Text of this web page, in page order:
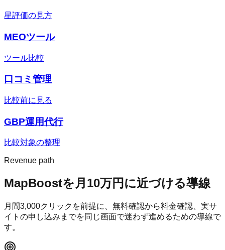
星評価の見方
MEOツール
ツール比較
口コミ管理
比較前に見る
GBP運用代行
比較対象の整理
Revenue path
MapBoostを月10万円に近づける導線
月間3,000クリックを前提に、無料確認から料金確認、実サ
イトの申し込みまでを同じ画面で迷わず進めるための導線で
す。